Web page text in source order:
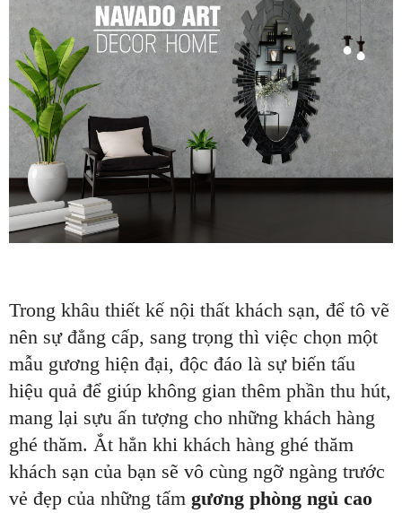
Trong khâu thiết kế nội thất khách sạn, để tô vẽ
nên sự đẳng cấp, sang trọng thì việc chọn một
mẫu gương hiện đại, độc đáo là sự biến tấu
hiệu quả để giúp không gian thêm phần thu hút,
mang lại sựu ấn tượng cho những khách hàng
ghé thăm. Ắt hẳn khi khách hàng ghé thăm
khách sạn của bạn sẽ vô cùng ngỡ ngàng trước
vẻ đẹp của những tấm gương phòng ngủ cao